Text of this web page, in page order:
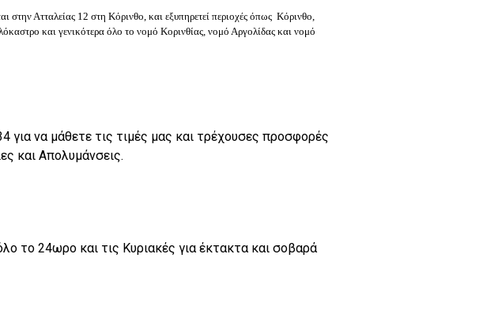
στην Ατταλείας 12 στη Κόρινθο, και εξυπηρετεί περιοχές όπως Κόρινθο,
και γενικότερα όλο το νομό Κορινθίας, νομό Αργολίδας και νομό
για να μάθετε τις τιμές μας και τρέχουσες προσφορές
και Απολυμάνσεις.
το 24ωρο και τις Κυριακές για έκτακτα και σοβαρά